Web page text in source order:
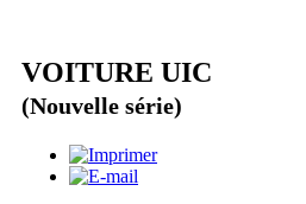
VOITURE UIC
(Nouvelle série)